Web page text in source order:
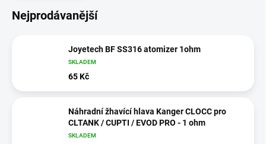
Nejprodávanější
Joyetech BF SS316 atomizer 1ohm
SKLADEM
65 Kč
Náhradní žhavící hlava Kanger CLOCC pro
CLTANK / CUPTI / EVOD PRO - 1 ohm
SKLADEM